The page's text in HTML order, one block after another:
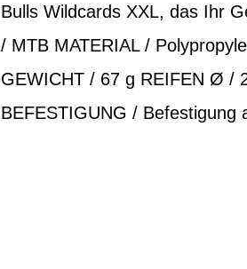
Bulls Wildcards XXL, das Ihr
/ MTB MATERIAL /
GEWICHT / 67 g REIFEN Ø /
BEFESTIGUNG / Befestigung